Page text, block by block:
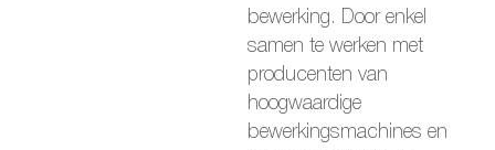
bewerking. Door enkel
samen te werken met
producenten van
hoogwaardige
bewerkingsmachines en